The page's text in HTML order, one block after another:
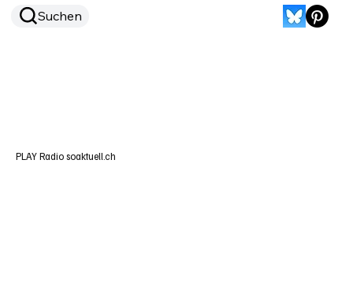
Suchen
PLAY Radio soaktuell.ch